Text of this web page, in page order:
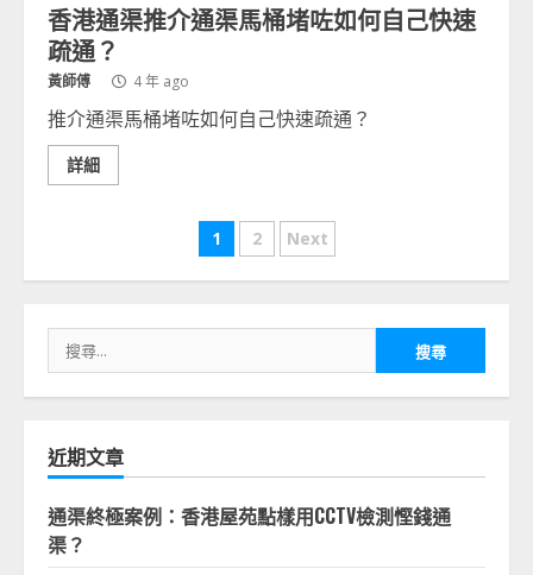
香港通渠推介通渠馬桶堵咗如何自己快速
疏通？
黃師傅 4 年 ago
推介通渠馬桶堵咗如何自己快速疏通？
詳細
文
章
分
頁
1 2 Next
尋
關
字:
近期文章
通渠終極案例：香港屋苑點樣用CCTV檢測慳錢通
渠？